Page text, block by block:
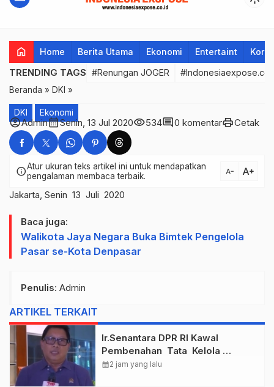
home Home Berita Utama Ekonomi Entertaint
TRENDING TAGS #Renungan JOGER
Beranda » DKI »
DKI Ekonomi
account_circleAdmincalendar_monthSenin, 13 Jul 2020visibility534comment0 komentarprintCetak
infoAtur ukuran teks artikel ini untuk mendapatkan
pengalaman membaca terbaik.
text_decrease text_increase
Jakarta, Senin 13 Juli 2020
Baca juga:
Walikota Jaya Negara Buka Bimtek Pengelola
Pasar se-Kota Denpasar
Penulis: Admin
ARTIKEL TERKAIT
Ir.Senantara DPR RI Kawal
Pembenahan Tata Kelola
Taspen Dan Asabri
calendar_month2 jam yang lalu